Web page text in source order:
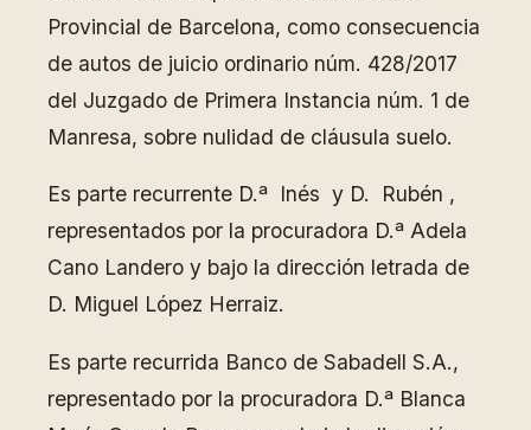
Provincial de Barcelona, como consecuencia
de autos de juicio ordinario núm. 428/2017
del Juzgado de Primera Instancia núm. 1 de
Manresa, sobre nulidad de cláusula suelo.
Es parte recurrente D.ª Inés y D. Rubén ,
representados por la procuradora D.ª Adela
Cano Landero y bajo la dirección letrada de
D. Miguel López Herraiz.
Es parte recurrida Banco de Sabadell S.A.,
representado por la procuradora D.ª Blanca